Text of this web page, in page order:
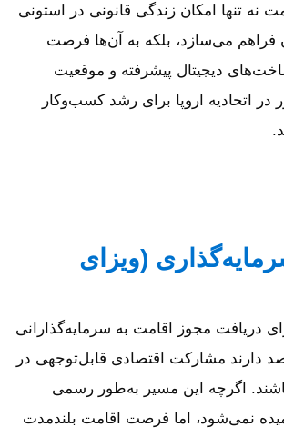
نه تنها امکان زندگی قانونی در استونی
فراهم می‌سازد، بلکه به آن‌ها فرصت
دیجیتال پیشرفته و موقعیت
در اتحادیه اروپا برای رشد کسب‌وکار
(ویزای
دریافت مجوز اقامت به سرمایه‌گذارانی
دارند مشارکت اقتصادی قابل‌توجهی در
اگرچه این مسیر به‌طور رسمی
نمی‌شود، اما فرصت اقامت بلندمدت